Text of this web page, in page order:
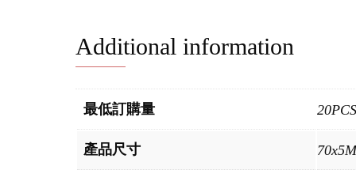
Additional information
最低訂購量 20PCS
產品尺寸